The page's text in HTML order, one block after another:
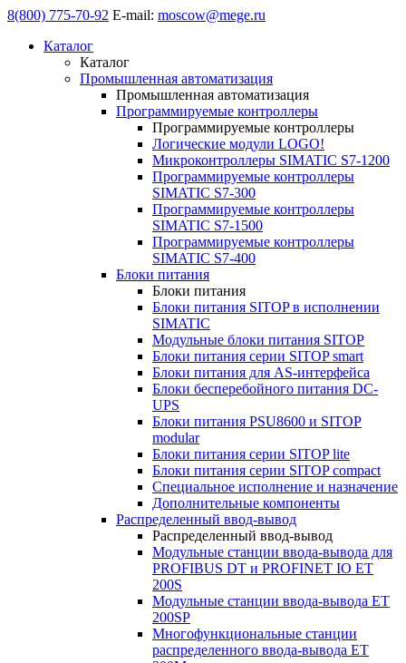
8(800) 775-70-92 E-mail: moscow@mege.ru
Каталог
Каталог
Промышленная автоматизация
Промышленная автоматизация
Программируемые контроллеры
Программируемые контроллеры
Логические модули LOGO!
Микроконтроллеры SIMATIC S7-1200
Программируемые контроллеры
SIMATIC S7-300
Программируемые контроллеры
SIMATIC S7-1500
Программируемые контроллеры
SIMATIC S7-400
Блоки питания
Блоки питания
Блоки питания SITOP в исполнении
SIMATIC
Модульные блоки питания SITOP
Блоки питания серии SITOP smart
Блоки питания для AS-интерфейса
Блоки бесперебойного питания DC-
UPS
Блоки питания PSU8600 и SITOP
modular
Блоки питания серии SITOP lite
Блоки питания серии SITOP compact
Специальное исполнение и назначение
Дополнительные компоненты
Распределенный ввод-вывод
Распределенный ввод-вывод
Модульные станции ввода-вывода для
PROFIBUS DT и PROFINET IO ET
200S
Модульные станции ввода-вывода ET
200SP
Многофункциональные станции
распределенного ввода-вывода ET